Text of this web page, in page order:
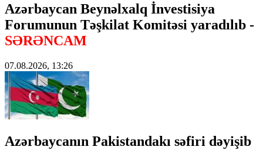
Azərbaycan Beynəlxalq İnvestisiya
Forumunun Təşkilat Komitəsi yaradılıb -
SƏRƏNCAM
07.08.2026, 13:26
Azərbaycanın Pakistandakı səfiri dəyişib